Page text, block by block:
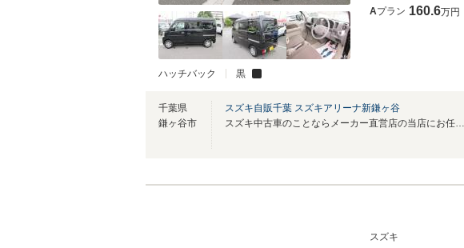
ハッチバック 黒
Aプラン 160.6万円
千葉県
鎌ヶ谷市
スズキ自販千葉 スズキアリーナ新鎌ヶ谷
スズキ中古車のことならメーカー直営店の当店にお任せ下さい！ 詳しくは 大矢まで！
スズキ